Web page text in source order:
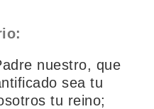
nuestro, que
sea tu
tu reino;